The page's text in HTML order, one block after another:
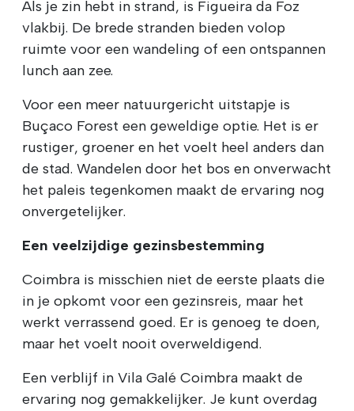
Als je zin hebt in strand, is Figueira da Foz
vlakbij. De brede stranden bieden volop
ruimte voor een wandeling of een ontspannen
lunch aan zee.
Voor een meer natuurgericht uitstapje is
Buçaco Forest een geweldige optie. Het is er
rustiger, groener en het voelt heel anders dan
de stad. Wandelen door het bos en onverwacht
het paleis tegenkomen maakt de ervaring nog
onvergetelijker.
Een veelzijdige gezinsbestemming
Coimbra is misschien niet de eerste plaats die
in je opkomt voor een gezinsreis, maar het
werkt verrassend goed. Er is genoeg te doen,
maar het voelt nooit overweldigend.
Een verblijf in Vila Galé Coimbra maakt de
ervaring nog gemakkelijker. Je kunt overdag